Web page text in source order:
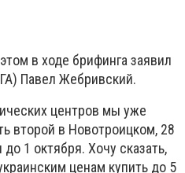
в ходе брифинга заявил
Павел Жебривский.
центров мы уже
второй в Новотроицком, 28
1 октября. Хочу сказать,
ценам купить до 5